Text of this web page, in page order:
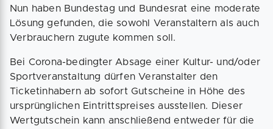
Nun haben Bundestag und Bundesrat eine moderate
Lösung gefunden, die sowohl Veranstaltern als auch
Verbrauchern zugute kommen soll.
Bei Corona-bedingter Absage einer Kultur- und/oder
Sportveranstaltung dürfen Veranstalter den
Ticketinhabern ab sofort Gutscheine in Höhe des
ursprünglichen Eintrittspreises ausstellen. Dieser
Wertgutschein kann anschließend entweder für die